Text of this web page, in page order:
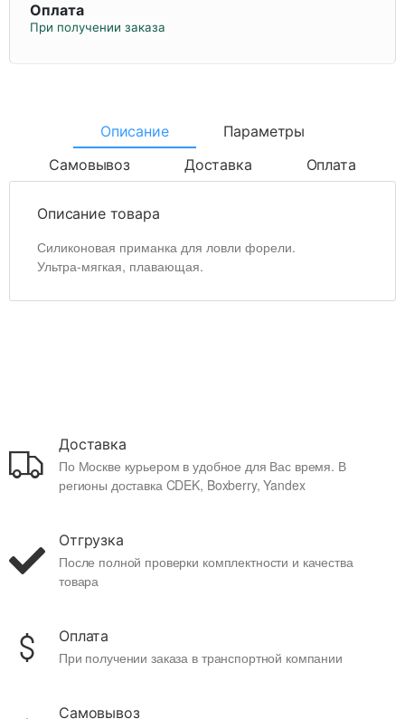
Оплата
При получении заказа
Описание
Параметры
Самовывоз
Доставка Оплата
Описание товара
Силиконовая приманка для ловли форели.
Ультра-мягкая, плавающая.
Доставка
По Москве курьером в удобное для Вас время. В
регионы доставка CDEK, Boxberry, Yandex
Отгрузка
После полной проверки комплектности и качества
товара
Оплата
При получении заказа в транспортной компании
Самовывоз